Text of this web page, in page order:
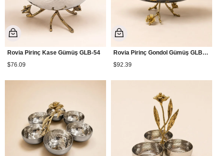
Rovia Pirinç Kase Gümüş GLB-54
$76.09
Rovia Pirinç Gondol Gümüş GLB-58
$92.39